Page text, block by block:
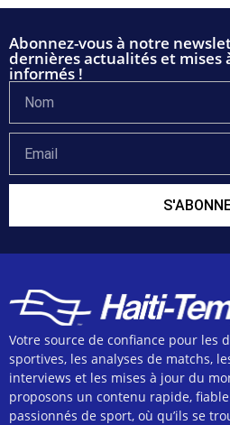
Abonnez-vous à notre
dernières actualités et mises
informés !
Votre source de confiance pour les
sportives, les analyses de matchs,
interviews et les mises à jour du
proposons un contenu rapide,
passionnés de sport, où qu’ils se